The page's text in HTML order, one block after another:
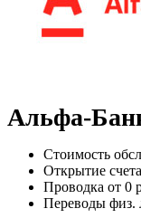
Альфа-
Стоимость
Открытие счета
Проводка от 0
Переводы физ.